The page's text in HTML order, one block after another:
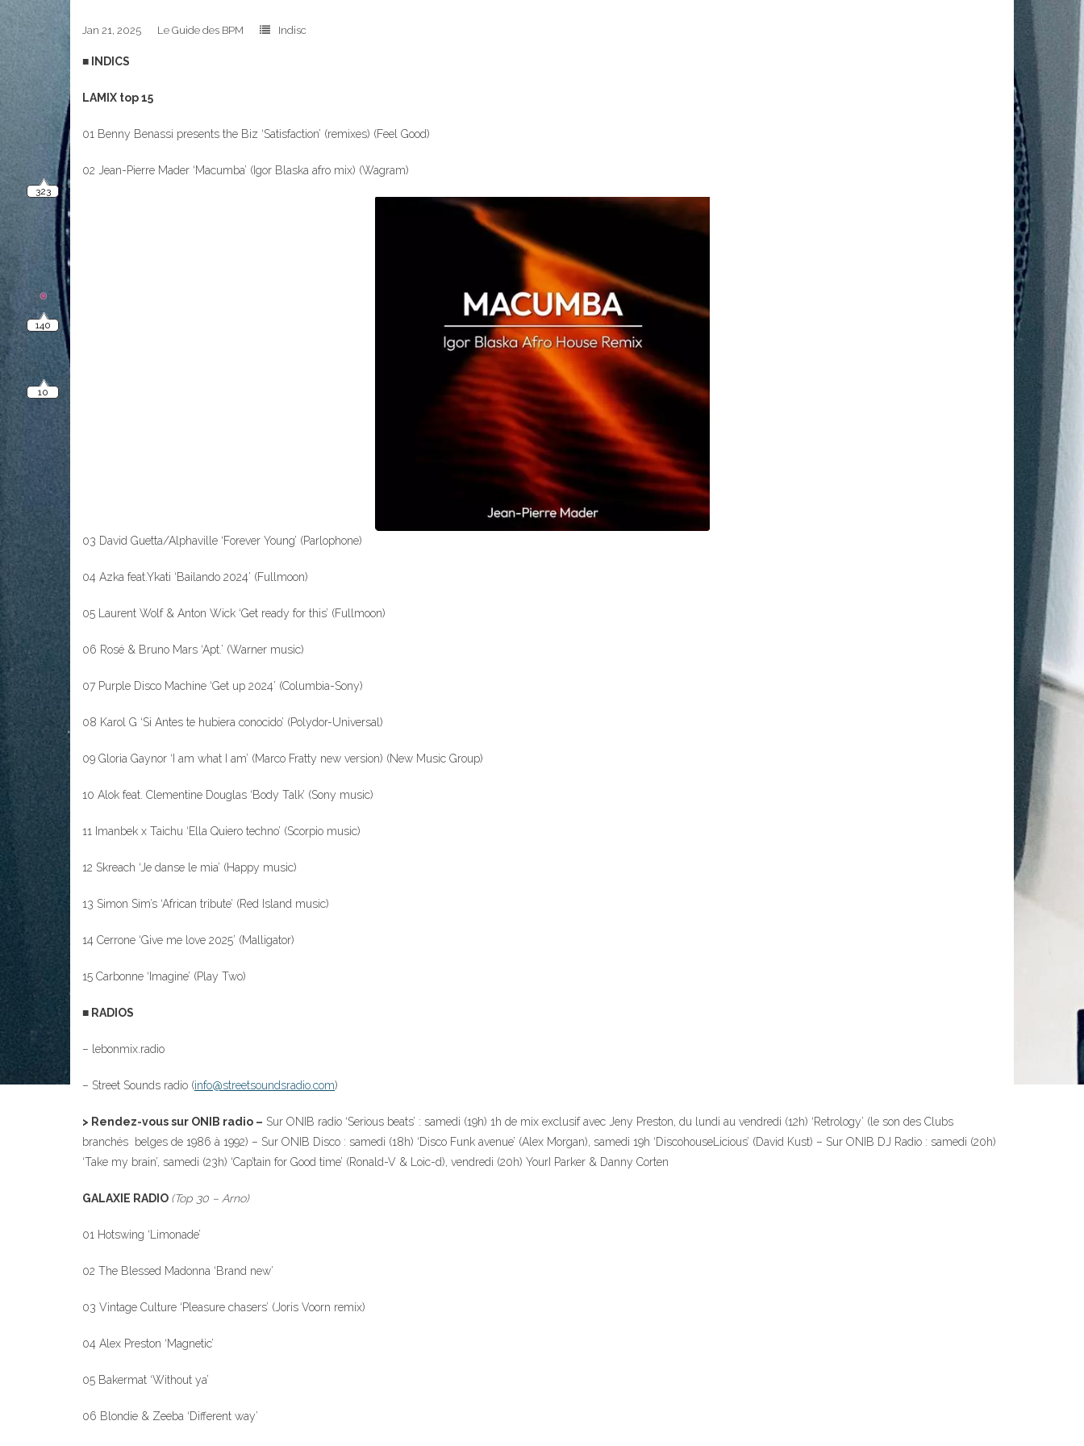
Jan 21, 2025 Le Guide des BPM Indisc
■ INDICS
LAMIX top 15
01 Benny Benassi presents the Biz ‘Satisfaction’ (remixes) (Feel Good)
02 Jean-Pierre Mader ‘Macumba’ (Igor Blaska afro mix) (Wagram)
03 David Guetta/Alphaville ‘Forever Young’ (Parlophone)
04 Azka feat.Ykati ‘Bailando 2024’ (Fullmoon)
05 Laurent Wolf & Anton Wick ‘Get ready for this’ (Fullmoon)
06 Rosé & Bruno Mars ‘Apt.’ (Warner music)
07 Purple Disco Machine ‘Get up 2024’ (Columbia-Sony)
08 Karol G ‘Si Antes te hubiera conocido’ (Polydor-Universal)
09 Gloria Gaynor ‘I am what I am’ (Marco Fratty new version) (New Music Group)
10 Alok feat. Clementine Douglas ‘Body Talk’ (Sony music)
11 Imanbek x Taichu ‘Ella Quiero techno’ (Scorpio music)
12 Skreach ‘Je danse le mia’ (Happy music)
13 Simon Sim’s ‘African tribute’ (Red Island music)
14 Cerrone ‘Give me love 2025’ (Malligator)
15 Carbonne ‘Imagine’ (Play Two)
■ RADIOS
– lebonmix.radio
– Street Sounds radio (info@streetsoundsradio.com)
> Rendez-vous sur ONIB radio – Sur ONIB radio ‘Serious beats’ : samedi (19h) 1h de mix exclusif avec Jeny Preston, du lundi au vendredi (12h) ‘Retrology’ (le son des Clubs
branchés belges de 1986 à 1992) – Sur ONIB Disco : samedi (18h) ‘Disco Funk avenue’ (Alex Morgan), samedi 19h ‘DiscohouseLicious’ (David Kust) – Sur ONIB DJ Radio : samedi (20h)
‘Take my brain’, samedi (23h) ‘Cap’tain for Good time’ (Ronald-V & Loic-d), vendredi (20h) YourI Parker & Danny Corten
GALAXIE RADIO (Top 30 – Arno)
01 Hotswing ‘Limonade’
02 The Blessed Madonna ‘Brand new’
03 Vintage Culture ‘Pleasure chasers’ (Joris Voorn remix)
04 Alex Preston ‘Magnetic’
05 Bakermat ‘Without ya’
06 Blondie & Zeeba ‘Different way’